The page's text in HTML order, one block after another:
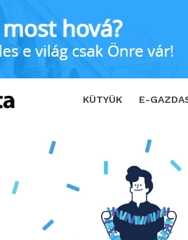
KÜTYÜK E-
veszik igénybe a